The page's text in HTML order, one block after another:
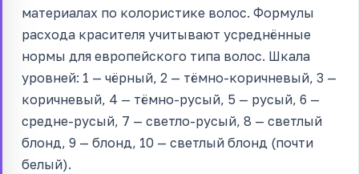
материалах по колористике волос. Формулы
расхода красителя учитывают усреднённые
нормы для европейского типа волос. Шкала
уровней: 1 — чёрный, 2 — тёмно-коричневый, 3 —
коричневый, 4 — тёмно-русый, 5 — русый, 6 —
средне-русый, 7 — светло-русый, 8 — светлый
блонд, 9 — блонд, 10 — светлый блонд (почти
белый).